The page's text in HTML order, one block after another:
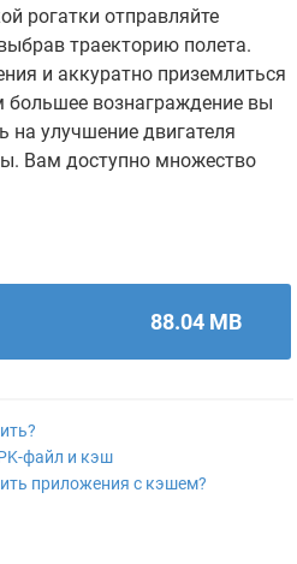
рогатки отправляйте
траекторию полета.
и аккуратно приземлиться
большее вознаграждение вы
на улучшение двигателя
Вам доступно множество
88.04 MB
файл и кэш
приложения с кэшем?